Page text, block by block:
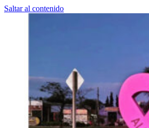
Saltar al contenido